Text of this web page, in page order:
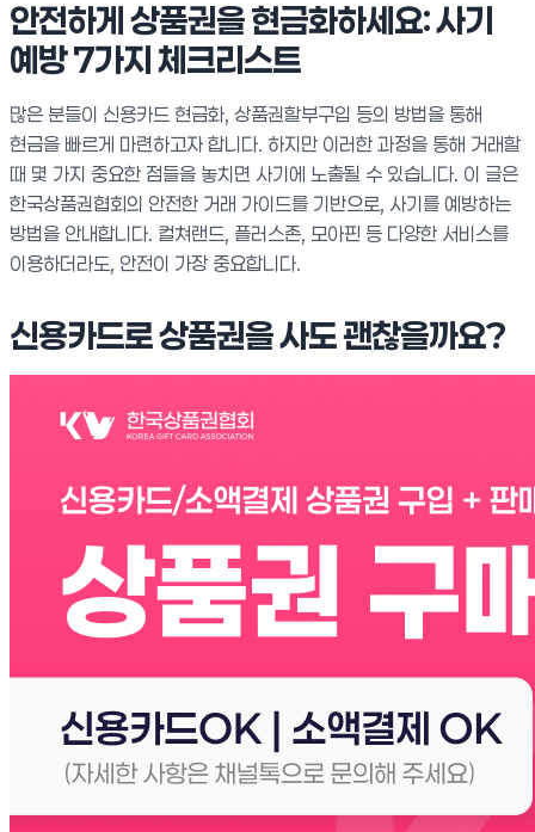
안전하게 상품권을 현금화하세요: 사기
예방 7가지 체크리스트
많은 분들이 신용카드 현금화, 상품권할부구입 등의 방법을 통해
현금을 빠르게 마련하고자 합니다. 하지만 이러한 과정을 통해 거래할
때 몇 가지 중요한 점들을 놓치면 사기에 노출될 수 있습니다. 이 글은
한국상품권협회의 안전한 거래 가이드를 기반으로, 사기를 예방하는
방법을 안내합니다. 컬쳐랜드, 플러스존, 모아핀 등 다양한 서비스를
이용하더라도, 안전이 가장 중요합니다.
신용카드로 상품권을 사도 괜찮을까요?